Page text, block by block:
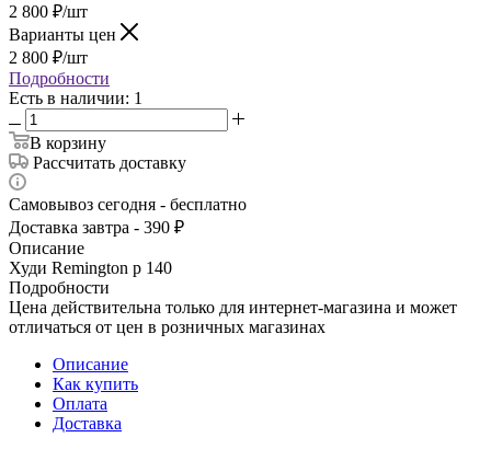
2 800 ₽/шт
Варианты цен
2 800 ₽/шт
Подробности
Есть в наличии: 1
В корзину
Рассчитать доставку
Самовывоз сегодня - бесплатно
Доставка завтра - 390 ₽
Описание
Худи Remington р 140
Подробности
Цена действительна только для интернет-магазина и может
отличаться от цен в розничных магазинах
Описание
Как купить
Оплата
Доставка